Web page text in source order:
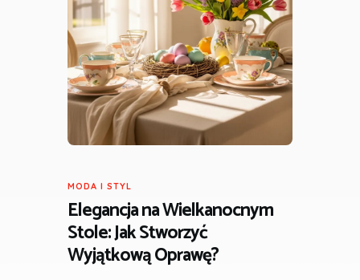
MODA I STYL
Elegancja na Wielkanocnym
Stole: Jak Stworzyć
Wyjątkową Oprawę?